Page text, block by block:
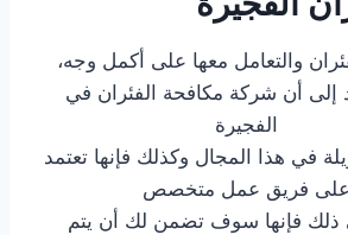
والتعامل معها على أكمل وجه،
إلى أن شركة مكافحة الفئران في
الفجيرة
في هذا المجال وكذلك فإنها تعتمد
على فريق عمل متخصص
ذلك فإنها سوف تضمن لك أن يتم